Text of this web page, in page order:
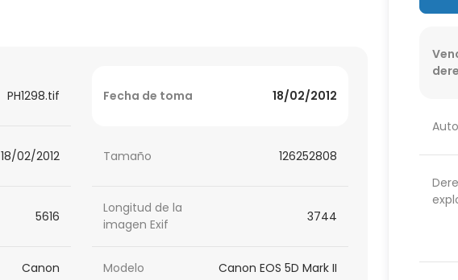
PH1298.tif Fecha de toma 18/02/2012
18/02/2012 Tamaño 126252808
5616
Longitud de la
imagen Exif
3744
Canon Modelo Canon EOS 5D Mark II